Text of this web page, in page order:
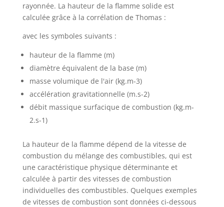
rayonnée. La hauteur de la flamme solide est
calculée grâce à la corrélation de Thomas :
avec les symboles suivants :
hauteur de la flamme (m)
diamètre équivalent de la base (m)
masse volumique de l'air (kg.m-3)
accélération gravitationnelle (m.s-2)
débit massique surfacique de combustion (kg.m-
2.s-1)
La hauteur de la flamme dépend de la vitesse de
combustion du mélange des combustibles, qui est
une caractéristique physique déterminante et
calculée à partir des vitesses de combustion
individuelles des combustibles. Quelques exemples
de vitesses de combustion sont données ci-dessous